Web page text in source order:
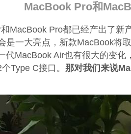
MacBook Pro和
MacBook Pro都已经产出了新
是一大亮点，新款MacBook将
代MacBook Air也有很大的变
Type C接口。 那对我们来说